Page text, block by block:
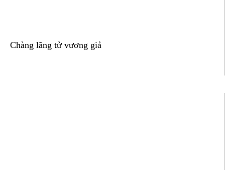
Chàng lãng tử vương giả